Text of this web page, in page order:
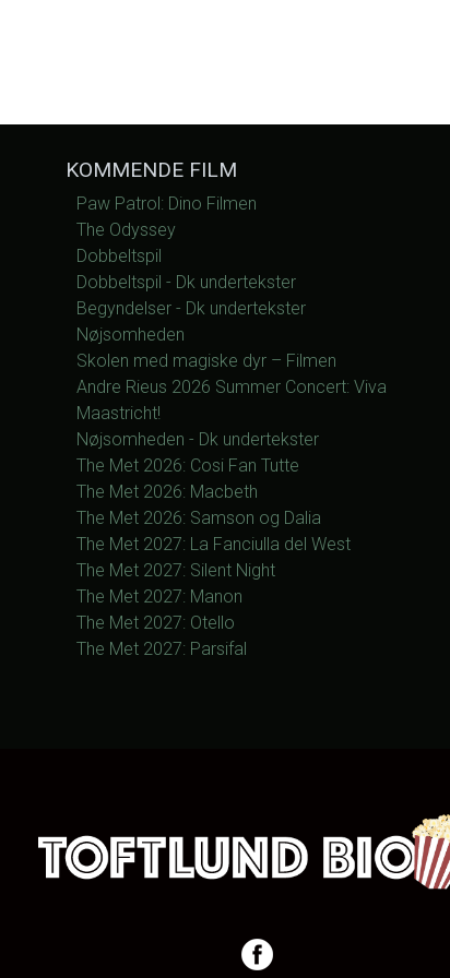
KOMMENDE FILM
Paw Patrol: Dino Filmen
The Odyssey
Dobbeltspil
Dobbeltspil - Dk undertekster
Begyndelser - Dk undertekster
Nøjsomheden
Skolen med magiske dyr – Filmen
Andre Rieus 2026 Summer Concert: Viva
Maastricht!
Nøjsomheden - Dk undertekster
The Met 2026: Cosi Fan Tutte
The Met 2026: Macbeth
The Met 2026: Samson og Dalia
The Met 2027: La Fanciulla del West
The Met 2027: Silent Night
The Met 2027: Manon
The Met 2027: Otello
The Met 2027: Parsifal